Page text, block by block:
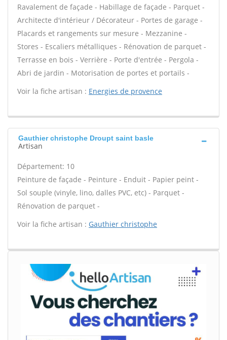
Ravalement de façade - Habillage de façade - Parquet -
Architecte d'intérieur / Décorateur - Portes de garage -
Placards et rangements sur mesure - Mezzanine -
Stores - Escaliers métalliques - Rénovation de parquet -
Terrasse en bois - Verrière - Porte d'entrée - Pergola -
Abri de jardin - Motorisation de portes et portails -
Voir la fiche artisan : Energies de provence
Gauthier christophe Droupt saint basle
Artisan
Département: 10
Peinture de façade - Peinture - Enduit - Papier peint -
Sol souple (vinyle, lino, dalles PVC, etc) - Parquet -
Rénovation de parquet -
Voir la fiche artisan : Gauthier christophe